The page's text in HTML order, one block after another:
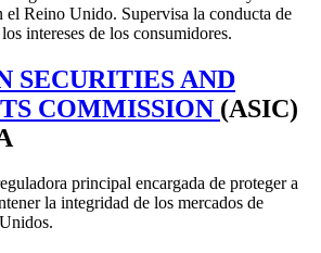
el Reino Unido. Supervisa la conducta de
intereses de los consumidores.
SECURITIES AND
COMMISSION (ASIC)
principal encargada de proteger a
la integridad de los mercados de